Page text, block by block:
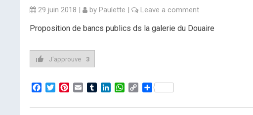
29 juin 2018 | by Paulette | Leave a comment
Proposition de bancs publics ds la galerie du Douaire
J'approuve 3
Facebook
TwitterPinterest
Email TumblrLinkedInWhatsApp
CopyPartager